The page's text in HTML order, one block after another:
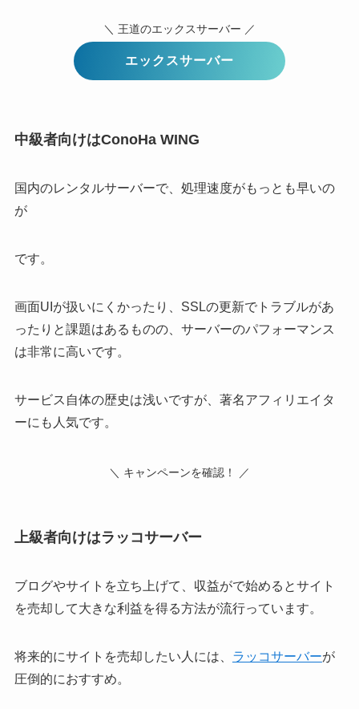
＼ 王道のエックスサーバー ／
エックスサーバー
中級者向けはConoHa WING
国内のレンタルサーバーで、処理速度がもっとも早いの
が
です。
画面UIが扱いにくかったり、SSLの更新でトラブルがあ
ったりと課題はあるものの、サーバーのパフォーマンス
は非常に高いです。
サービス自体の歴史は浅いですが、著名アフィリエイタ
ーにも人気です。
＼ キャンペーンを確認！ ／
上級者向けはラッコサーバー
ブログやサイトを立ち上げて、収益がで始めるとサイト
を売却して大きな利益を得る方法が流行っています。
将来的にサイトを売却したい人には、 ラッコサーバーが
圧倒的におすすめ。